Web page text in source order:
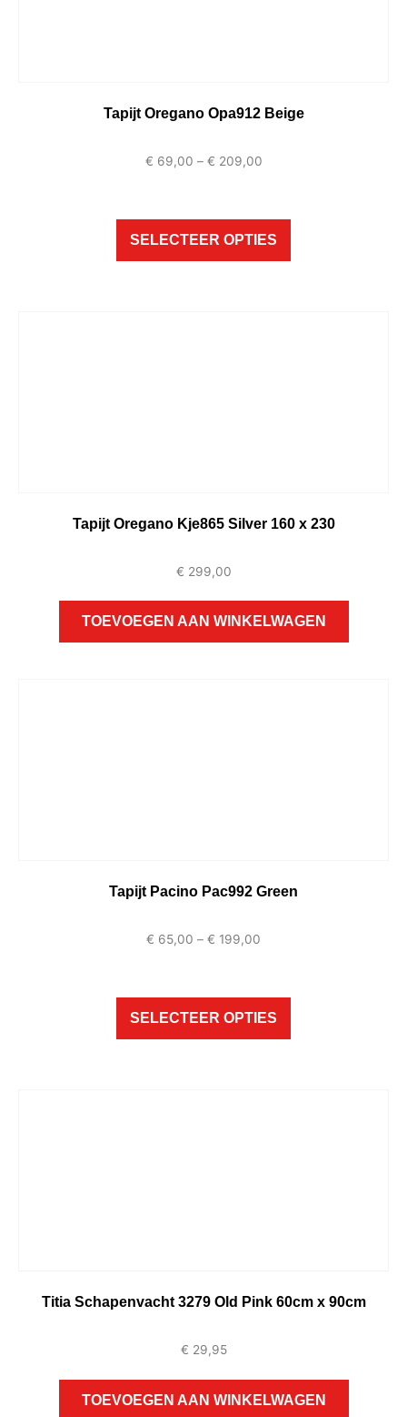
Tapijt Oregano Opa912 Beige
€ 69,00 – € 209,00
Tapijt Oregano Kje865 Silver 160 x 230
€ 299,00
TOEVOEGEN AAN WINKELWAGEN
Tapijt Pacino Pac992 Green
€ 65,00 – € 199,00
Titia Schapenvacht 3279 Old Pink 60cm x 90cm
€ 29,95
TOEVOEGEN AAN WINKELWAGEN